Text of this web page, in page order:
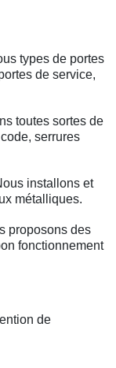
types de portes
de service,
toutes sortes de
serrures
installons et
métalliques.
proposons des
fonctionnement
de